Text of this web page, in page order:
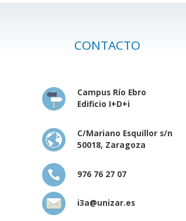
CONTACTO
Campus Río Ebro
Edificio I+D+i
C/Mariano Esquillor s/n
50018, Zaragoza
976 76 27 07
i3a@unizar.es